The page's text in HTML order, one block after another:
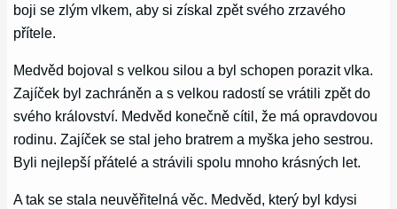
boji se zlým vlkem, aby si získal zpět svého zrzavého
přítele.
Medvěd bojoval s velkou silou a byl schopen porazit vlka.
Zajíček byl zachráněn a s velkou radostí se vrátili zpět do
svého království. Medvěd konečně cítil, že má opravdovou
rodinu. Zajíček se stal jeho bratrem a myška jeho sestrou.
Byli nejlepší přátelé a strávili spolu mnoho krásných let.
A tak se stala neuvěřitelná věc. Medvěd, který byl kdysi